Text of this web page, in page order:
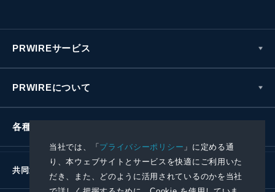
当社では、「プライバシーポリシー 」に定める通
り、本ウェブサイトとサービスを快適にご利用いた
だき、また、どのように活用されているのかを当社
PRWIREサービス
PRWIREについて
各種お問い合わせ
共同通信社グループ